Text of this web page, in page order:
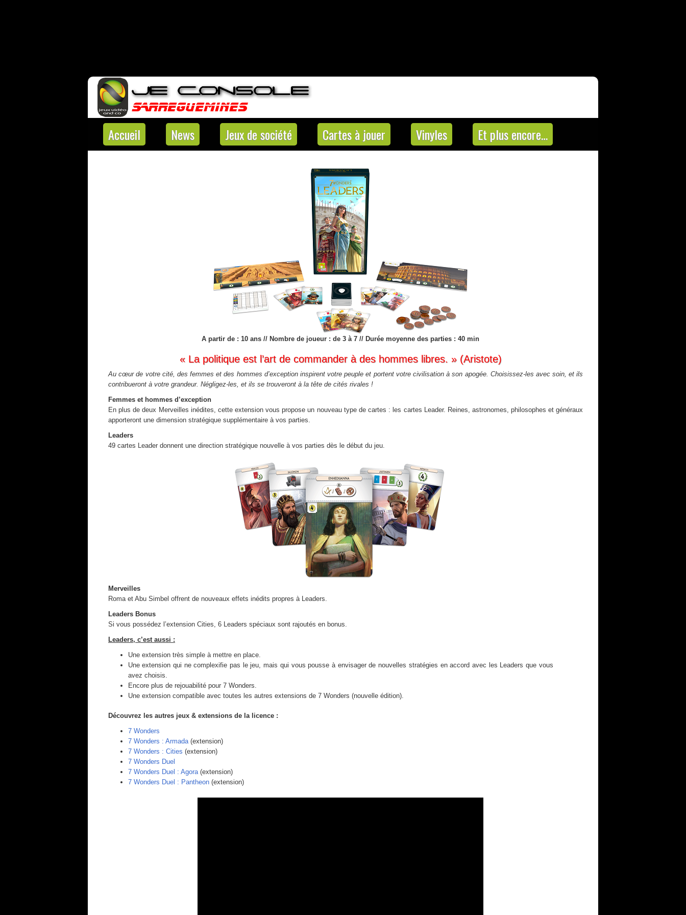
Accueil News Jeux de société Cartes à jouer Vinyles Et plus encore…
A partir de : 10 ans // Nombre de joueur : de 3 à 7 // Durée moyenne des parties : 40 min
« La politique est l’art de commander à des hommes libres. » (Aristote)
Au cœur de votre cité, des femmes et des hommes d’exception inspirent votre peuple et portent votre civilisation à son apogée. Choisissez-les avec soin, et ils
contribueront à votre grandeur. Négligez-les, et ils se trouveront à la tête de cités rivales !
Femmes et hommes d’exception
En plus de deux Merveilles inédites, cette extension vous propose un nouveau type de cartes : les cartes Leader. Reines, astronomes, philosophes et généraux
apporteront une dimension stratégique supplémentaire à vos parties.
Leaders
49 cartes Leader donnent une direction stratégique nouvelle à vos parties dès le début du jeu.
Merveilles
Roma et Abu Simbel offrent de nouveaux effets inédits propres à Leaders.
Leaders Bonus
Si vous possédez l’extension Cities, 6 Leaders spéciaux sont rajoutés en bonus.
Leaders, c’est aussi :
Une extension très simple à mettre en place.
Une extension qui ne complexifie pas le jeu, mais qui vous pousse à envisager de nouvelles stratégies en accord avec les Leaders que vous
avez choisis.
Encore plus de rejouabilité pour 7 Wonders.
Une extension compatible avec toutes les autres extensions de 7 Wonders (nouvelle édition).
Découvrez les autres jeux & extensions de la licence :
7 Wonders
7 Wonders : Armada(extension)
7 Wonders : Cities (extension)
7 Wonders Duel
7 Wonders Duel : Agora(extension)
7 Wonders Duel : Pantheon(extension)